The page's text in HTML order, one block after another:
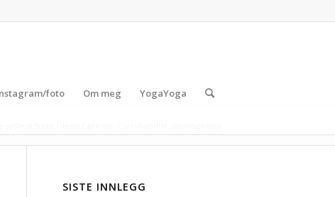
foto Om meg YogaYoga
SISTE INNLEGG